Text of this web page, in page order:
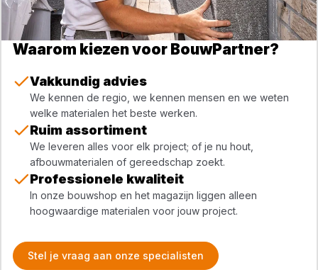
Waarom kiezen voor BouwPartner?
Vakkundig advies
We kennen de regio, we kennen mensen en we weten
welke materialen het beste werken.
Ruim assortiment
We leveren alles voor elk project; of je nu hout,
afbouwmaterialen of gereedschap zoekt.
Professionele kwaliteit
In onze bouwshop en het magazijn liggen alleen
hoogwaardige materialen voor jouw project.
Stel je vraag aan onze specialisten